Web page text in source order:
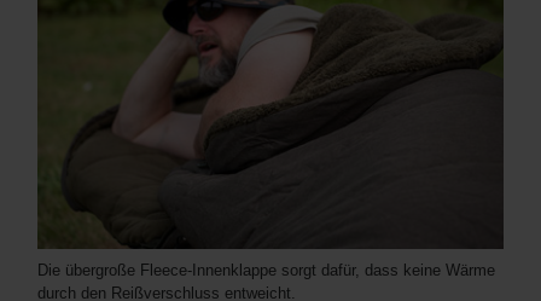
Die übergroße Fleece-Innenklappe sorgt dafür, dass keine Wärme
durch den Reißverschluss entweicht.